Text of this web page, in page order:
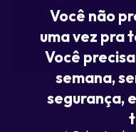
Você não
uma vez pra
Você
semana,
segurança,